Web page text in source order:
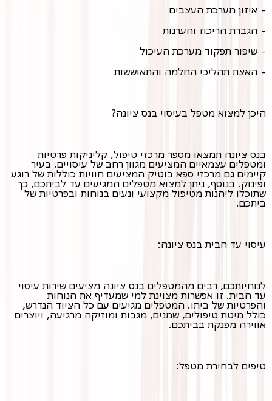
- איזון מערכת העצבים
- הגברת הריכוז והערנות
- שיפור תפקוד מערכת העיכול
- האצת תהליכי החלמה והתאוששות
היכן למצוא מטפל בעיסוי בנס ציונה?
בנס ציונה תמצאו מספר מרכזי טיפול, קליניקות פרטיות
ומטפלים עצמאיים המציעים מגוון רחב של עיסויים. בעיר
קיימים גם מרכזי ספא בוטיק המציעים חוויות כוללות של רוגע
ופינוק. בנוסף, ניתן למצוא מטפלים המגיעים עד לביתכם, כך
שתוכלו ליהנות מטיפול מקצועי ונעים בנוחות ובפרטיות של
ביתכם.
עיסוי עד הבית בנס ציונה:
לנוחיותכם, רבים מהמטפלים בנס ציונה מציעים שירות עיסוי
עד הבית. זו אפשרות מצוינת למי שמעדיף את הנוחות
והפרטיות של ביתו. המטפלים מגיעים עם כל הציוד הנדרש,
כולל מיטת טיפולים, שמנים, מגבות ומוזיקה מרגיעה, ויוצרים
אווירה מפנקת בביתכם.
טיפים לבחירת מטפל: